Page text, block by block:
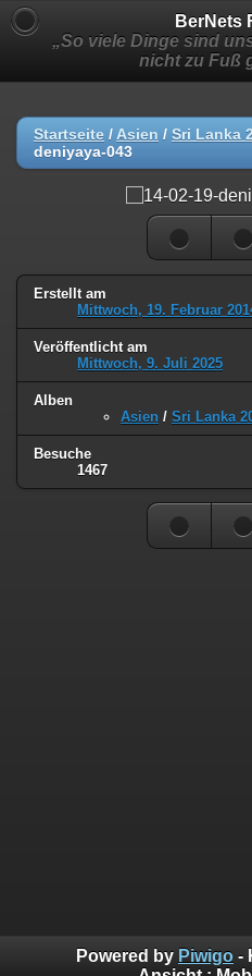
BerNets
„So viele Dinge sind
nicht zu Fuß
Startseite / Asien / Sri Lanka
deniyaya-043
Erstellt am
Mittwoch, 19. Februar
Veröffentlicht am
Mittwoch, 9. Juli 2025
Alben
Asien / Sri Lanka
Besuche
1467
Powered by Piwigo -